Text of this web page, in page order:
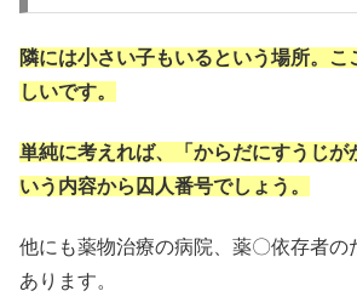
隣には小さい子もいるという場所。こ
しいです。
単純に考えれば、「からだにすうじが
いう内容から囚人番号でしょう。
他にも薬物治療の病院、薬〇依存者の
あります。